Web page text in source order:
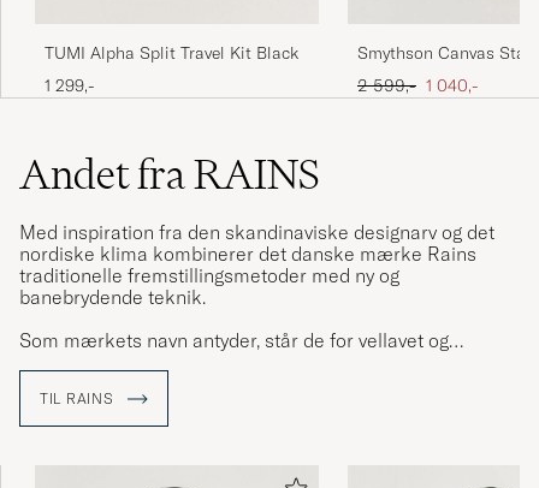
MATTIAS G KØBTE PÅ CAREOFCARL.SE
Raskt og greit
TUMI Alpha Split Travel Kit Black
1 299,-
Smythson Canvas
Travel Pouch Navy
Ordinary pris
2 599,- Nedsat pris
1 040,-
Andet fra RAINS
Med inspiration fra den skandinaviske designarv og det
nordiske klima kombinerer det danske mærke Rains
traditionelle fremstillingsmetoder med ny og
banebrydende teknik.
Som mærkets navn antyder, står de for vellavet og
livet fuldt ud, selv de regnfulde dage.
TIL RAINS